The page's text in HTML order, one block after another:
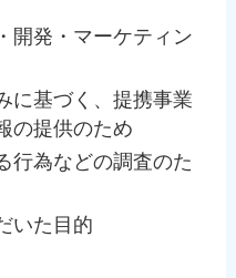
開発・マーケティン
に基づく、提携事業
の提供のため
行為などの調査のた
いた目的